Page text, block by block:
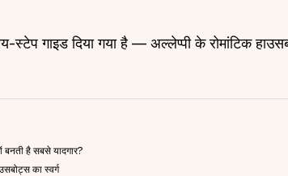
स्टेप गाइड दिया गया है — अल्लेप्पी के रोमांटिक
है सबसे यादगार?
का स्वर्ग